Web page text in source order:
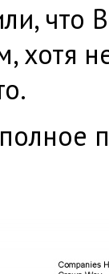
что
хотя